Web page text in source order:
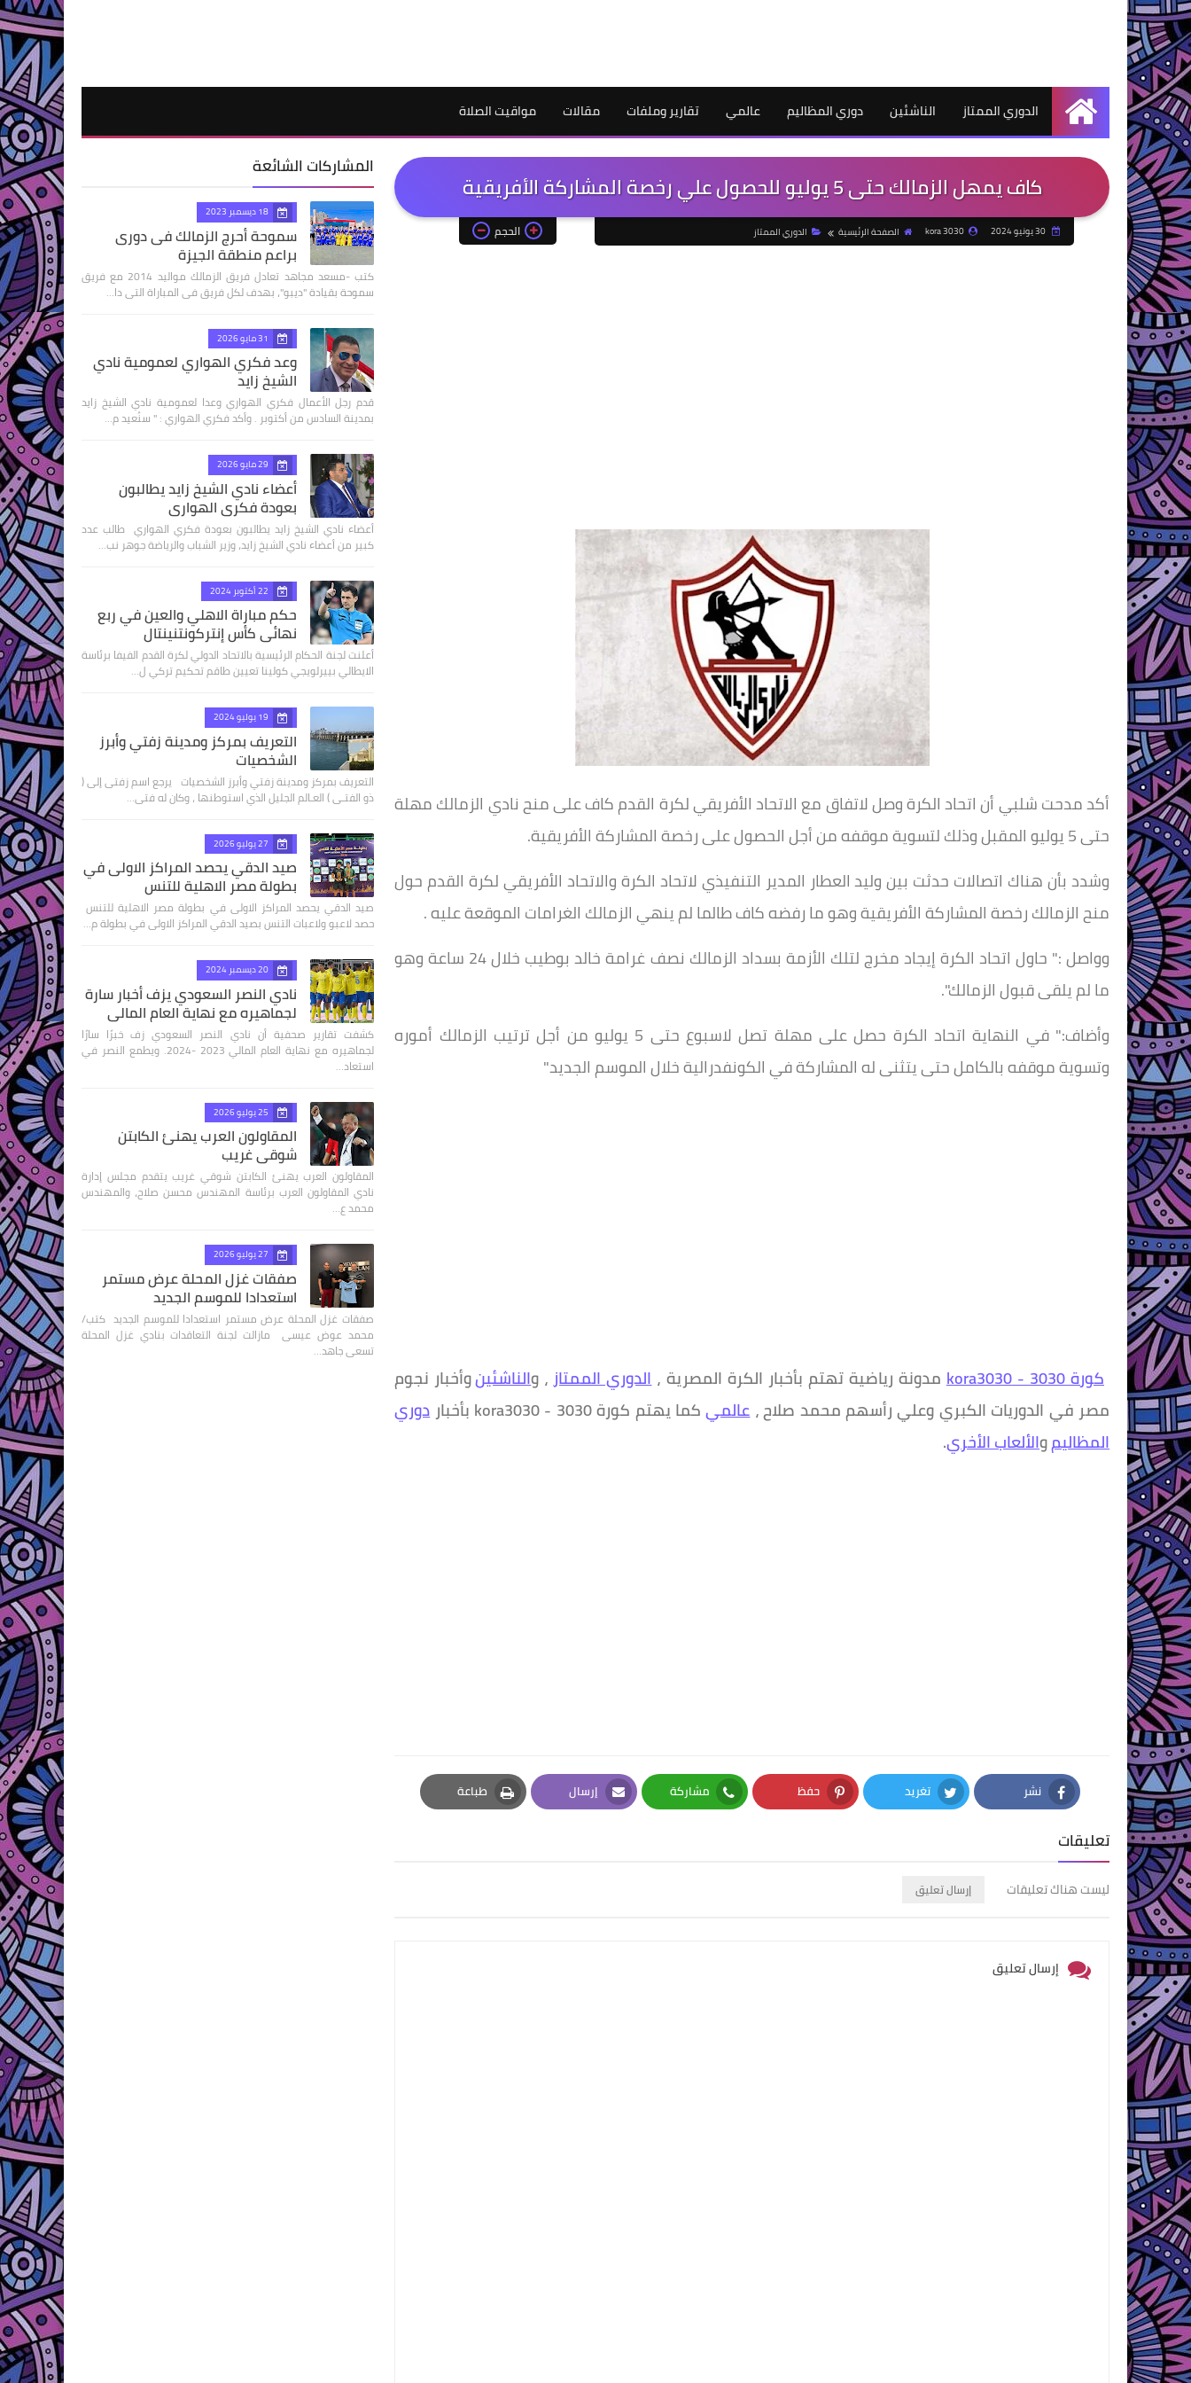
الرئيسية
الدوري الممتاز الناشئين دوري المظاليم عالمي تقارير وملفات مقالات مواقيت الصلاة
كاف يمهل الزمالك حتى 5 يوليو للحصول علي رخصة المشاركة الأفريقية
30 يونيو 2024 kora 3030 الصفحة الرئيسية الدوري الممتاز الحجم
أكد مدحت شلبي أن اتحاد الكرة وصل لاتفاق مع الاتحاد الأفريقي لكرة القدم كاف على منح نادي الزمالك مهلة
حتى 5 يوليو المقبل وذلك لتسوية موقفه من أجل الحصول على رخصة المشاركة الأفريقية.
وشدد بأن هناك اتصالات حدثت بين وليد العطار المدير التنفيذي لاتحاد الكرة والاتحاد الأفريقي لكرة القدم حول
منح الزمالك رخصة المشاركة الأفريقية وهو ما رفضه كاف طالما لم ينهي الزمالك الغرامات الموقعة عليه .
وواصل :" حاول اتحاد الكرة إيجاد مخرج لتلك الأزمة بسداد الزمالك نصف غرامة خالد بوطيب خلال 24 ساعة وهو
ما لم يلقى قبول الزمالك".
وأضاف:" في النهاية اتحاد الكرة حصل على مهلة تصل لاسبوع حتى 5 يوليو من أجل ترتيب الزمالك أموره
وتسوية موقفه بالكامل حتى يتثنى له المشاركة في الكونفدرالية خلال الموسم الجديد"
كورة 3030 - kora3030 مدونة رياضية تهتم بأخبار الكرة المصرية ،الدوري الممتاز، والناشئينوأخبار نجوم
مصر في الدوريات الكبري وعلي رأسهم محمد صلاح ،عالميكما يهتم كورة 3030 - kora3030 بأخبار
دوري
المظاليموالألعاب الأخري.
نشر
Facebook
تغريد
Twitter
حفظ
Pinterest
مشاركة
Whatsapp
إرسال
Email
طباعة
Print
تعليقات
ليست هناك تعليقات إرسال تعليق
إرسال تعليق
المشاركات الشائعة
18 ديسمبر 2023
سموحة أحرج الزمالك فى دورى
براعم منطقة الجيزة
كتب -مسعد مجاهد تعادل فريق الزمالك مواليد 2014 مع فريق
سموحة بقيادة "ديبو"، بهدف لكل فريق فى المباراة التى دا…
31 مايو 2026
وعد فكري الهواري لعمومية نادي
الشيخ زايد
قدم رجل الأعمال فكري الهواري وعدا لعمومية نادي الشيخ زايد
بمدينة السادس من أكتوبر . وأكد فكري الهواري : " سنُعيد م…
29 مايو 2026
أعضاء نادي الشيخ زايد يطالبون
بعودة فكري الهواري
أعضاء نادي الشيخ زايد يطالبون بعودة فكري الهواري طالب عدد
كبير من أعضاء نادي الشيخ زايد، وزير الشباب والرياضة جوهر نب…
22 أكتوبر 2024
حكم مباراة الاهلي والعين في ربع
نهائى كأس إنتركونتنينتال
أعلنت لجنة الحكام الرئيسية بالاتحاد الدولي لكرة القدم الفيفا برئاسة
الايطالي بييرلويجي كولينا تعيين طاقم تحكيم تركي ل…
19 يوليو 2024
التعريف بمركز ومدينة زفتي وأبرز
الشخصيات
التعريف بمركز ومدينة زفتي وأبرز الشخصيات يرجع اسم زفتى إلى (
ذو الفتـى ) العـالم الجليل الذي استوطنها ، وكان له فتى…
27 يوليو 2026
صيد الدقي يحصد المراكز الاولى في
بطولة مصر الاهلية للتنس
صيد الدقي يحصد المراكز الاولى في بطولة مصر الاهلية للتنس
حصد لاعبو ولاعبات التنس بصيد الدقي المراكز الاولى في بطولة م…
20 ديسمبر 2024
نادي النصر السعودي يزف أخبار سارة
لجماهيره مع نهاية العام المالي
كشفت تقارير صحفية أن نادي النصر السعودي زف خبرًا سارًا
لجماهيره مع نهاية العام المالي 2023 -2024. ويطمع النصر في
استعاد…
25 يوليو 2026
المقاولون العرب يهنئ الكابتن
شوقي غريب
المقاولون العرب يهنئ الكابتن شوقي غريب يتقدم مجلس إدارة
نادي المقاولون العرب برئاسة المهندس محسن صلاح، والمهندس
محمد ع…
27 يوليو 2026
صفقات غزل المحلة عرض مستمر
استعدادا للموسم الجديد
صفقات غزل المحلة عرض مستمر استعدادا للموسم الجديد كتب/
محمد عوض عيسى مازالت لجنة التعاقدات بنادي غزل المحلة
تسعى جاهد…